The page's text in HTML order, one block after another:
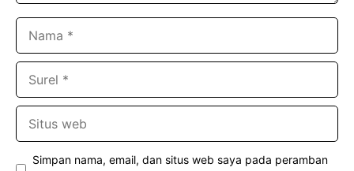
Simpan nama, email, dan situs web saya pada peramban